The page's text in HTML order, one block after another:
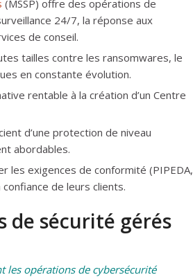
(MSSP) offre des opérations de
24/7, la réponse aux
de conseil.
tailles contre les ransomwares, le
en constante évolution.
rentable à la création d’un Centre
d’une protection de niveau
abordables.
les exigences de conformité (PIPEDA,
de leurs clients.
de sécurité gérés
les opérations de cybersécurité